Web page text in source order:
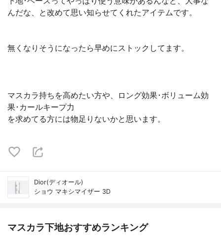
んだな、と改めて思い知らせてくれたアイテムです。
無くなりそうになったら早めにストックしてます。
マスカラ持ちを高めたい方や、ロング効果･ボリューム効
果･カールキープ力
を求めてる方には物足りないかと思います。
Dior(ディオール)
ショウ マキシマイザー 3D
マスカラ下地おすすめランキング